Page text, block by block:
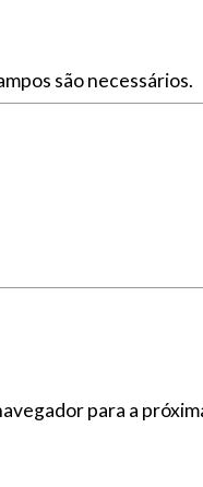
são necessários.
para a